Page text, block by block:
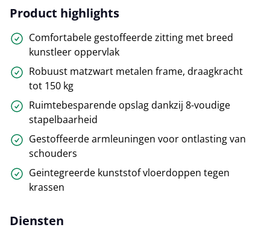
Product highlights
Comfortabele gestoffeerde zitting met breed
kunstleer oppervlak
Robuust matzwart metalen frame, draagkracht
tot 150 kg
Ruimtebesparende opslag dankzij 8-voudige
stapelbaarheid
Gestoffeerde armleuningen voor ontlasting van
schouders
Geintegreerde kunststof vloerdoppen tegen
krassen
Diensten